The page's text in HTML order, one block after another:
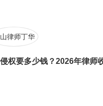
律师丁华
要多少钱？2026年律师收费标准揭